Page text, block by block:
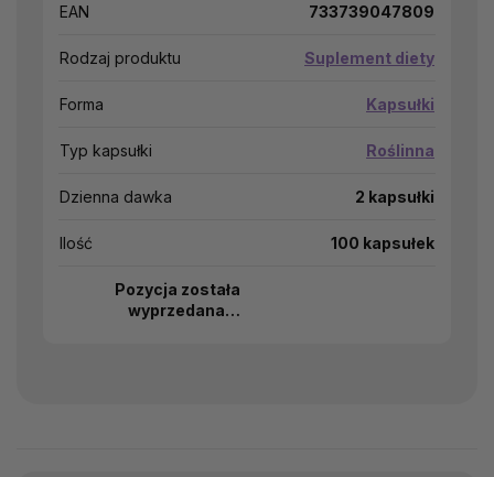
EAN 733739047809
Rodzaj produktu Suplement diety
Forma Kapsułki
Typ kapsułki Roślinna
Dzienna dawka 2 kapsułki
Ilość 100 kapsułek
Pozycja została
wyprzedana…